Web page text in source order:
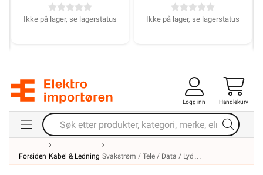
Ikke på lager, se lagerstatus Ikke på lager, se lagerstatus
Logg inn Handlekurv
Forsiden Kabel & Ledning Svakstrøm / Tele / Data / Lyd